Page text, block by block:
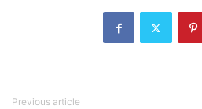
Previous article